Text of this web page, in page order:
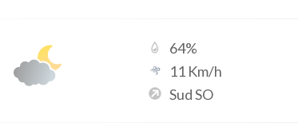
64%
11 Km/h
Sud SO